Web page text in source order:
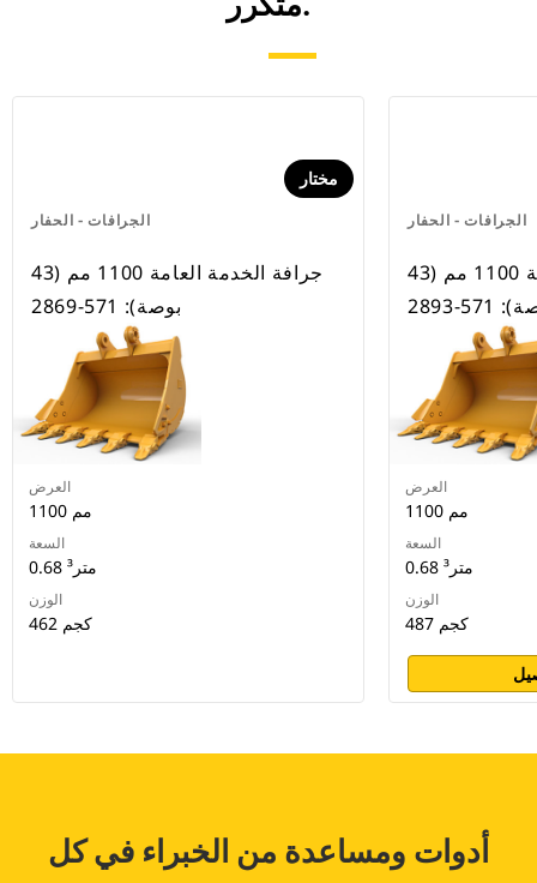
الجرافات - الحفار
مختار
جرافة الخدمة العامة 1100 مم (43
بوصة): 571-2869
العرض
1100 مم
السعة
0.68 متر³
الوزن
462 كجم
الجرافات - الحفار
جرافة الخدمة العامة 1100 مم (43
2893
العرض
1100 مم
السعة
0.68 متر³
الوزن
487 كجم
أدوات ومساعدة من الخبراء في كل